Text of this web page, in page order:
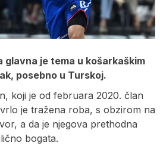
glavna je tema u košarkaškim
posebno u Turskoj.
koji je od februara 2020. član
je tražena roba, s obzirom na
a da je njegova prethodna
bogata.